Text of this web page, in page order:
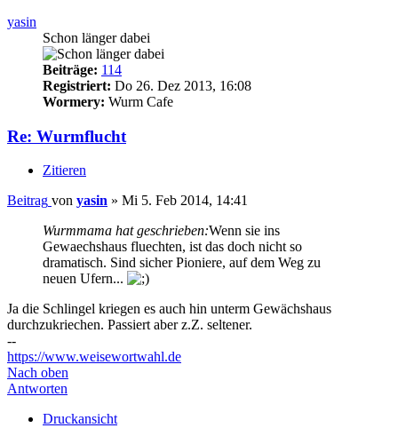
yasin
Schon länger dabei
Beiträge: 114
Registriert: Do 26. Dez 2013, 16:08
Wormery: Wurm Cafe
Re: Wurmflucht
Zitieren
Beitrag von yasin » Mi 5. Feb 2014, 14:41
Wurmmama hat geschrieben:Wenn sie ins
Gewaechshaus fluechten, ist das doch nicht so
dramatisch. Sind sicher Pioniere, auf dem Weg zu
neuen Ufern...
Ja die Schlingel kriegen es auch hin unterm Gewächshaus
durchzukriechen. Passiert aber z.Z. seltener.
--
https://www.weisewortwahl.de
Nach oben
Antworten
Druckansicht